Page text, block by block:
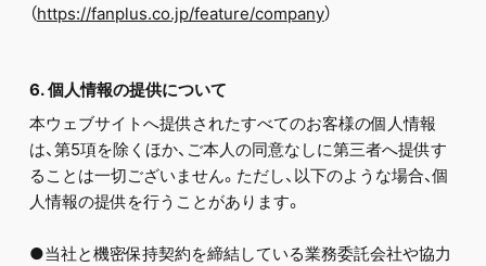
（https://fanplus.co.jp/feature/company）
6. 個人情報の提供について
本ウェブサイトへ提供されたすべてのお客様の個人情報
は、第5項を除くほか、ご本人の同意なしに第三者へ提供す
ることは一切ございません。ただし、以下のような場合、個
人情報の提供を行うことがあります。
●当社と機密保持契約を締結している業務委託会社や協力